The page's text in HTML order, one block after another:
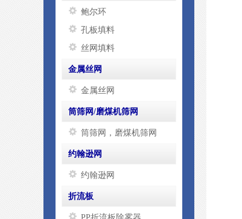
鲍尔环
孔板填料
丝网填料
金属丝网
金属丝网
筒筛网/磨煤机筛网
筒筛网，磨煤机筛网
约翰逊网
约翰逊网
折流板